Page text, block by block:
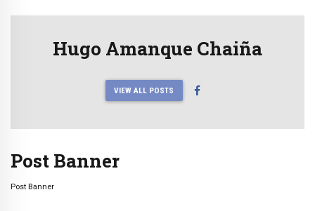
Hugo Amanque Chaiña
VIEW ALL POSTS
Post Banner
Post Banner